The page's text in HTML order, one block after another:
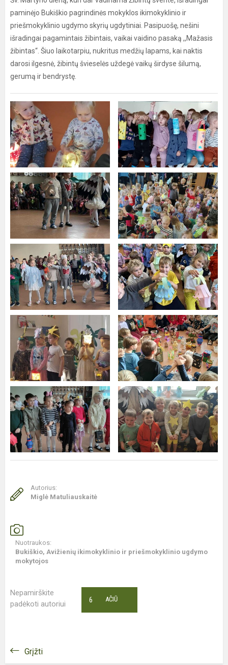
paminėjo Bukiškio pagrindinės mokyklos ikimokyklinio ir
priešmokyklinio ugdymo skyrių ugdytiniai. Pasipuošę, nešini
išradingai pagamintais žibintais, vaikai vaidino pasaką ,,Mažasis
žibintas“. Šiuo laikotarpiu, nukritus medžių lapams, kai naktis
darosi ilgesnė, žibintų švieselės uždegė vaikų širdyse šilumą,
gerumą ir bendrystę.
Autorius:
Miglė Matuliauskaitė
Nuotraukos:
Bukiškio, Avižienių ikimokyklinio ir priešmokyklinio ugdymo
mokytojos
Nepamirškite
padėkoti autoriui
AČIŪ
6
Grįžti